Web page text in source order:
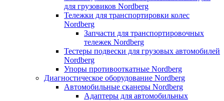
для грузовиков Nordberg
Тележки для транспортировки колес
Nordberg
Запчасти для транспортировочных
тележек Nordberg
Тестеры подвески для грузовых автомобилей
Nordberg
Упоры противооткатные Nordberg
Диагностическое оборудование Nordberg
Автомобильные сканеры Nordberg
Адаптеры для автомобильных